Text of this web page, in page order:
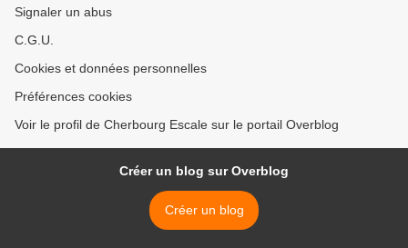
Signaler un abus
C.G.U.
Cookies et données personnelles
Préférences cookies
Voir le profil de Cherbourg Escale sur le portail Overblog
Créer un blog sur Overblog
Créer un blog